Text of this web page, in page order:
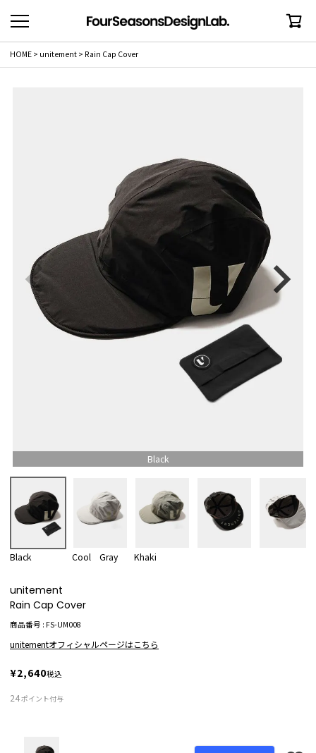
HOME unitement Rain Cap Cover
Black
Black Cool Gray Khaki
unitement
Rain Cap Cover
商品番号 FS-UM008
unitementオフィシャルページはこちら
¥2,640税込
24ポイント付与